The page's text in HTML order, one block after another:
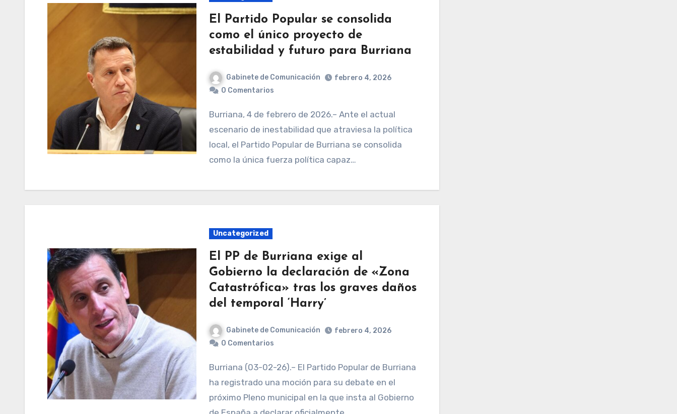
El Partido Popular se consolida
como el único proyecto de
estabilidad y futuro para Burriana
Gabinete de Comunicación
febrero 4, 2026
0 Comentarios
Burriana, 4 de febrero de 2026.– Ante el actual
escenario de inestabilidad que atraviesa la política
local, el Partido Popular de Burriana se consolida
como la única fuerza política capaz…
Uncategorized
El PP de Burriana exige al
Gobierno la declaración de «Zona
Catastrófica» tras los graves daños
del temporal ‘Harry’
Gabinete de Comunicación
febrero 4, 2026
0 Comentarios
Burriana (03-02-26).– El Partido Popular de Burriana
ha registrado una moción para su debate en el
próximo Pleno municipal en la que insta al Gobierno